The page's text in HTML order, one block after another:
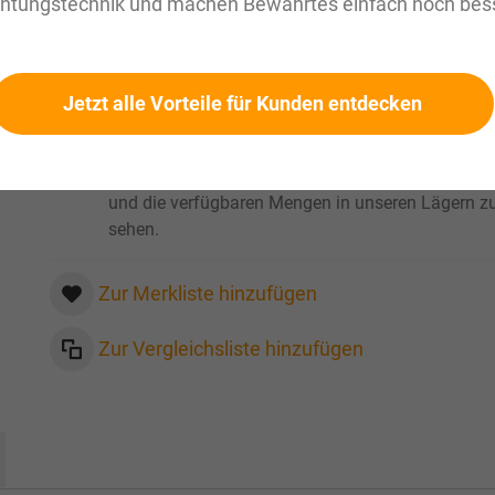
Verfügbar
und die verfügbaren Mengen in unseren Lägern
sehen.
Zur Merkliste hinzufügen
Zur Vergleichsliste hinzufügen
Jetzt alle Vorteile für Kunden entdecken